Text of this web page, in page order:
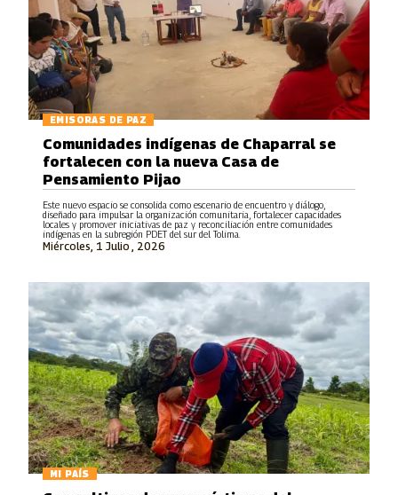
EMISORAS DE PAZ
Miércoles, 1 Julio , 2026
Comunidades indígenas de Chaparral se
fortalecen con la nueva Casa de
Pensamiento Pijao
Este nuevo espacio se consolida como escenario de encuentro y diálogo,
diseñado para impulsar la organización comunitaria, fortalecer capacidades
locales y promover iniciativas de paz y reconciliación entre comunidades
indígenas en la subregión PDET del sur del Tolima.
MI PAÍS